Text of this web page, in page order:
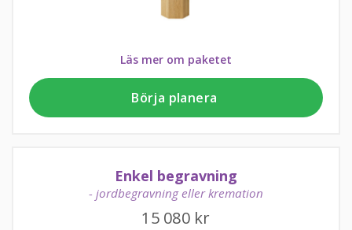
Läs mer om paketet
Börja planera
Enkel begravning
- jordbegravning eller kremation
15 080 kr